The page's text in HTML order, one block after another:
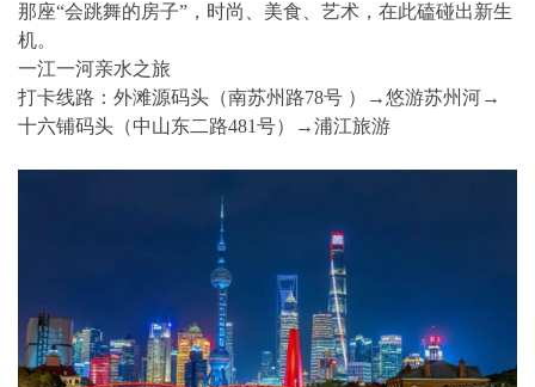
那座“会跳舞的房子”，时尚、美食、艺术，在此磕碰出新生
机。
一江一河亲水之旅
打卡线路：外滩源码头（南苏州路78号 ）→悠游苏州河→
十六铺码头（中山东二路481号）→浦江旅游